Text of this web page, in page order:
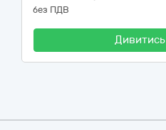
без ПДВ
Дивитись